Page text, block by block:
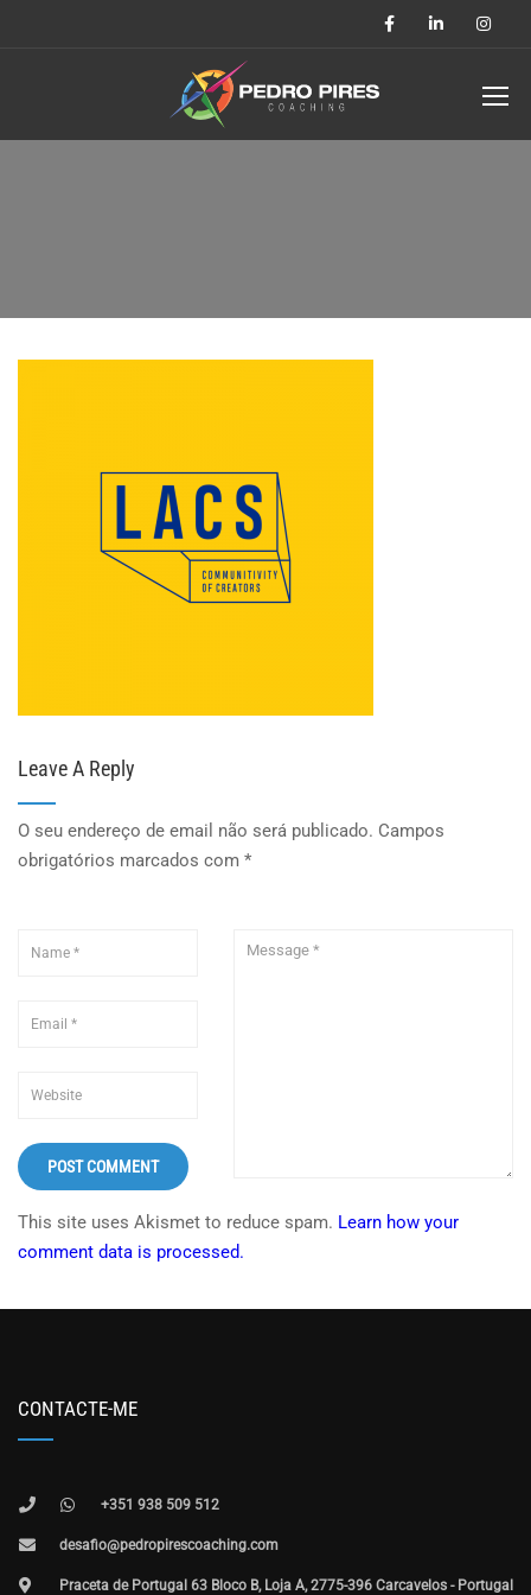
Leave A Reply
O seu endereço de email não será publicado. Campos
obrigatórios marcados com *
This site uses Akismet to reduce spam. Learn how your
comment data is processed.
CONTACTE-ME
+351 938 509 512
desafio@pedropirescoaching.com
Praceta de Portugal 63 Bloco B, Loja A, 2775-396 Carcavelos - Portugal